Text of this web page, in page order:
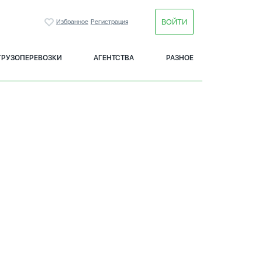
Избранное Регистрация ВОЙТИ
АГЕНТСТВА РАЗНОЕ